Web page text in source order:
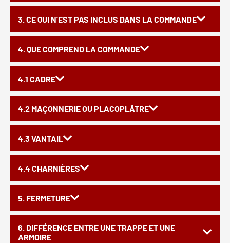
3. CE QUI N'EST PAS INCLUS DANS LA COMMANDE
4. QUE COMPREND LA COMMANDE
4.1 CADRE
4.2 MAÇONNERIE OU PLACOPLÂTRE
4.3 VANTAIL
4.4 CHARNIÈRES
5. FERMETURE
6. DIFFÉRENCE ENTRE UNE TRAPPE ET UNE
ARMOIRE